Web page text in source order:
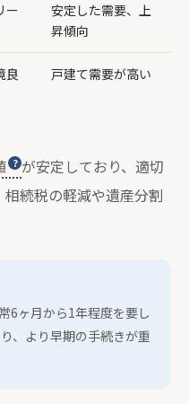
ー
安定した需要、上
昇傾向
良
戸建て需要が高い
が安定しており、適切
続税の軽減や遺産分割
6ヶ月から1年程度を要し
、より早期の手続きが重